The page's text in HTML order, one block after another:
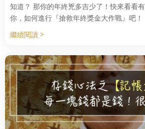
知道？ 那你的年終兇多吉少了！快來看看
你，如何進行『搶救年終獎金大作戰』吧！
繼續閱讀 >